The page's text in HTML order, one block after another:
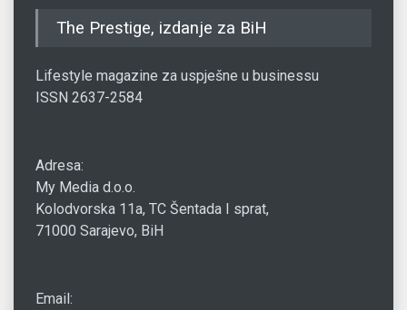
The Prestige, izdanje za BiH
Lifestyle magazine za uspješne u businessu
ISSN 2637-2584
Adresa:
My Media d.o.o.
Kolodvorska 11a, TC Šentada I sprat,
71000 Sarajevo, BiH
Email: